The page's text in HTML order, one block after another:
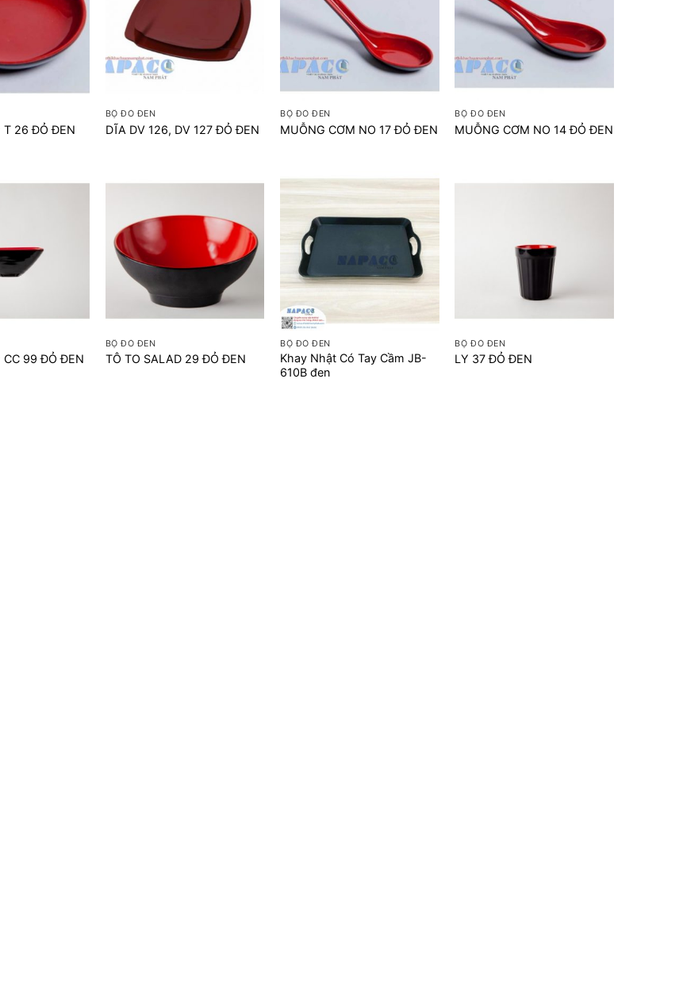
T 26 ĐỎ ĐEN
BỘ ĐỎ ĐEN
DĨA DV 126, DV 127 ĐỎ ĐEN
BỘ ĐỎ ĐEN
MUỖNG CƠM NO 17 ĐỎ ĐEN
BỘ ĐỎ ĐEN
MUỖNG CƠM NO 14 ĐỎ ĐEN
CC 99 ĐỎ ĐEN
BỘ ĐỎ ĐEN
TÔ TO SALAD 29 ĐỎ ĐEN
+
BỘ ĐỎ ĐEN
Khay Nhật Có Tay Cầm JB-
610B đen
BỘ ĐỎ ĐEN
LY 37 ĐỎ ĐEN